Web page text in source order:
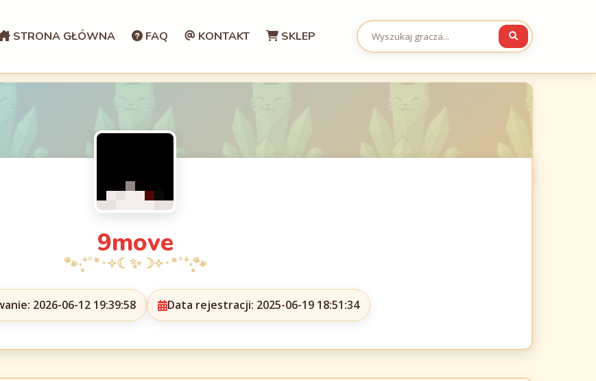
STRONA GŁÓWNA FAQ KONTAKT SKLEP
9move
2026-06-12 19:39:58 Data rejestracji: 2025-06-19 18:51:34